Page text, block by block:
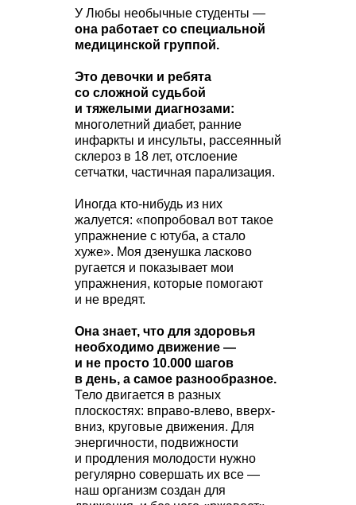
У Любы необычные студенты —
она работает со специальной
медицинской группой.
Это девочки и ребята
со сложной судьбой
и тяжелыми диагнозами:
многолетний диабет, ранние
инфаркты и инсульты, рассеянный
склероз в 18 лет, отслоение
сетчатки, частичная парализация.
Иногда кто-нибудь из них
жалуется: «попробовал вот такое
упражнение с ютуба, а стало
хуже». Моя дзенушка ласково
ругается и показывает мои
упражнения, которые помогают
и не вредят.
Она знает, что для здоровья
необходимо движение —
и не просто 10.000 шагов
в день, а самое разнообразное.
Тело двигается в разных
плоскостях: вправо-влево, вверх-
вниз, круговые движения. Для
энергичности, подвижности
и продления молодости нужно
регулярно совершать их все —
наш организм создан для